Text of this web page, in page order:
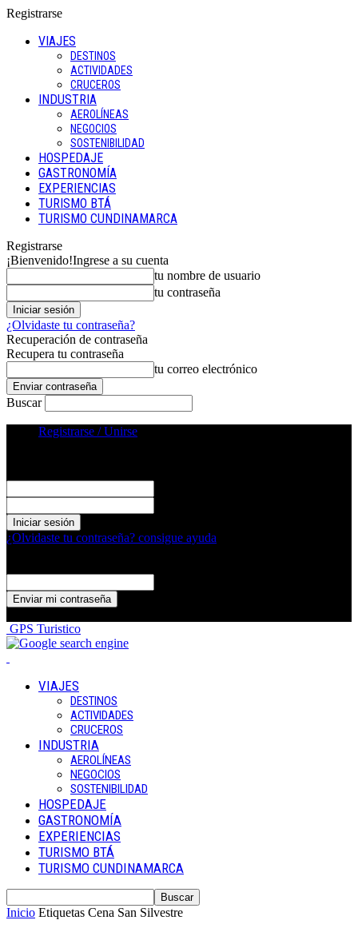
Registrarse
VIAJES
DESTINOS
ACTIVIDADES
CRUCEROS
INDUSTRIA
AEROLÍNEAS
NEGOCIOS
SOSTENIBILIDAD
HOSPEDAJE
GASTRONOMÍA
EXPERIENCIAS
TURISMO BTÁ
TURISMO CUNDINAMARCA
Registrarse
¡Bienvenido!Ingrese a su cuenta
tu nombre de usuario
tu contraseña
¿Olvidaste tu contraseña?
Recuperación de contraseña
Recupera tu contraseña
tu correo electrónico
Buscar
Registrarse / Unirse
¿Olvidaste tu contraseña? consigue ayuda
GPS Turistico
VIAJES
DESTINOS
ACTIVIDADES
CRUCEROS
INDUSTRIA
AEROLÍNEAS
NEGOCIOS
SOSTENIBILIDAD
HOSPEDAJE
GASTRONOMÍA
EXPERIENCIAS
TURISMO BTÁ
TURISMO CUNDINAMARCA
Inicio Etiquetas Cena San Silvestre